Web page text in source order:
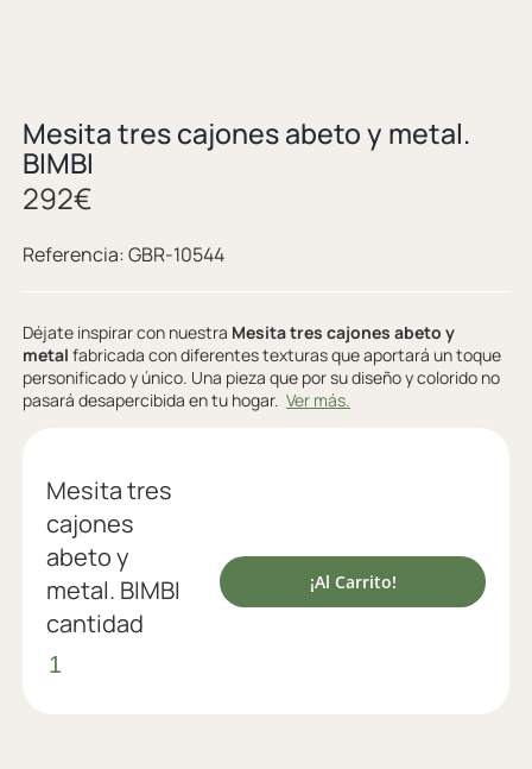
Mesita tres cajones abeto y metal.
BIMBI
292€
Referencia:GBR-10544
Déjate inspirar con nuestra Mesita tres cajones abeto y
metal fabricada con diferentes texturas que aportará un toque
personificado y único. Una pieza que por su diseño y colorido no
pasará desapercibida en tu hogar.Ver más.
Mesita tres
cajones
abeto y
metal. BIMBI
cantidad
¡Al Carrito!